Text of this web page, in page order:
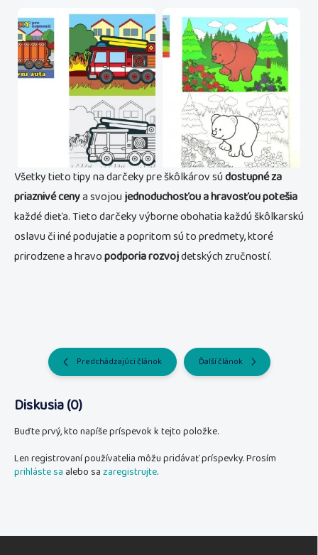
Všetky tieto tipy na darčeky pre škôlkárov súdostupné za
priaznivé cenya svojoujednoduchosťou a hravosťou potešia
každé dieťa. Tieto darčeky výborne obohatia každú škôlkarskú
oslavu či iné podujatie a popritom sú to predmety, ktoré
prirodzene a hravopodporia rozvojdetských zručností.
Predchádzajúci článok Ďalší článok
Diskusia (0)
Buďte prvý, kto napíše príspevok k tejto položke.
Len registrovaní používatelia môžu pridávať príspevky. Prosím
prihláste sa alebo sazaregistrujte.
Z